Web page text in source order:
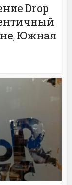
Drop
Южная